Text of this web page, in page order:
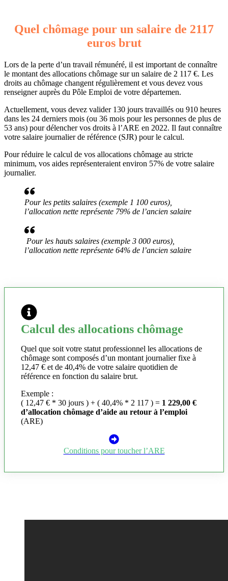
Quel chômage pour un salaire de 2117
euros brut
Lors de la perte d’un travail rémunéré, il est important de connaître
le montant des allocations chômage sur un salaire de 2 117 €. Les
droits au chômage changent régulièrement et vous devez vous
renseigner auprès du Pôle Emploi de votre départemen.
Actuellement, vous devez valider 130 jours travaillés ou 910 heures
dans les 24 derniers mois (ou 36 mois pour les personnes de plus de
53 ans) pour délencher vos droits à l’ARE en 2022. Il faut connaître
votre salaire journalier de référence (SJR) pour le calcul.
Pour réduire le calcul de vos allocations chômage au stricte
minimum, vos aides représenteraient environ 57% de votre salaire
journalier.
Pour les petits salaires (exemple 1 100 euros),
l’allocation nette représente 79% de l’ancien salaire
Pour les hauts salaires (exemple 3 000 euros),
l’allocation nette représente 64% de l’ancien salaire
Calcul des allocations chômage
Quel que soit votre statut professionnel les allocations de
chômage sont composés d’un montant journalier fixe à
12,47 € et de 40,4% de votre salaire quotidien de
référence en fonction du salaire brut.
Exemple :
( 12,47 € * 30 jours ) + ( 40,4% * 2 117 ) = 1 229,00 €
d’allocation chômage d’aide au retour à l’emploi
(ARE)
Conditions pour toucher l’ARE